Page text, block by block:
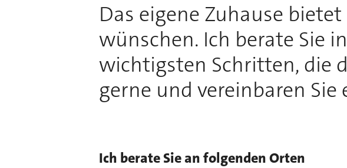
Das eigene Zuhause
wünschen. Ich berate Sie
wichtigsten Schritten, die
gerne und vereinbaren
Ich berate Sie an folgenden Orten